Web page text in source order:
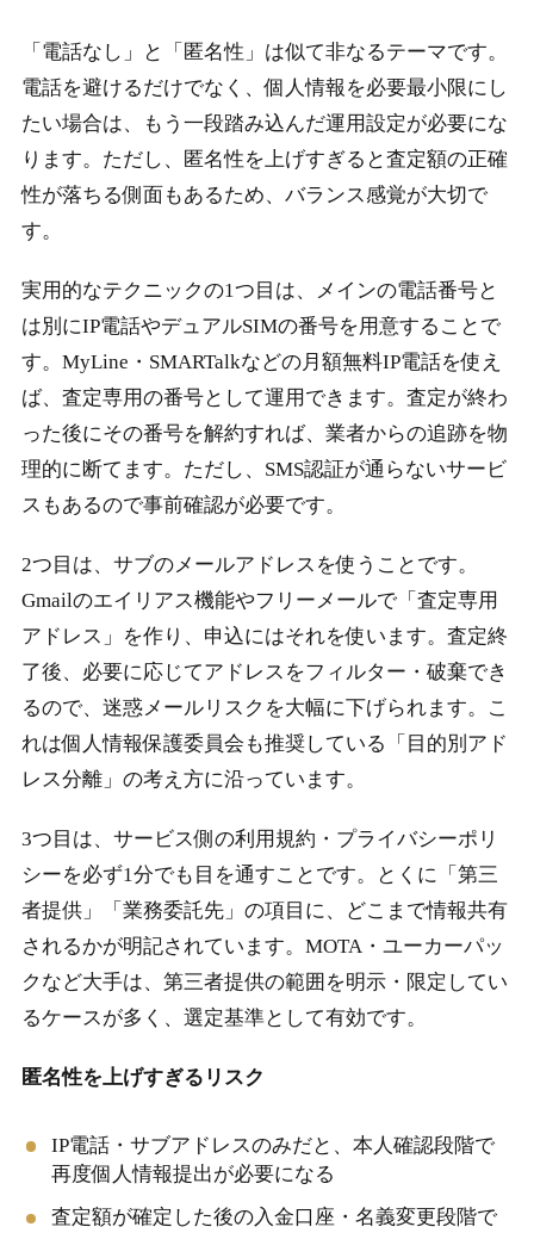
「電話なし」と「匿名性」は似て非なるテーマです。
電話を避けるだけでなく、個人情報を必要最小限にし
たい場合は、もう一段踏み込んだ運用設定が必要にな
ります。ただし、匿名性を上げすぎると査定額の正確
性が落ちる側面もあるため、バランス感覚が大切で
す。
実用的なテクニックの1つ目は、メインの電話番号と
は別にIP電話やデュアルSIMの番号を用意することで
す。MyLine・SMARTalkなどの月額無料IP電話を使え
ば、査定専用の番号として運用できます。査定が終わ
った後にその番号を解約すれば、業者からの追跡を物
理的に断てます。ただし、SMS認証が通らないサービ
スもあるので事前確認が必要です。
2つ目は、サブのメールアドレスを使うことです。
Gmailのエイリアス機能やフリーメールで「査定専用
アドレス」を作り、申込にはそれを使います。査定終
了後、必要に応じてアドレスをフィルター・破棄でき
るので、迷惑メールリスクを大幅に下げられます。こ
れは個人情報保護委員会も推奨している「目的別アド
レス分離」の考え方に沿っています。
3つ目は、サービス側の利用規約・プライバシーポリ
シーを必ず1分でも目を通すことです。とくに「第三
者提供」「業務委託先」の項目に、どこまで情報共有
されるかが明記されています。MOTA・ユーカーパッ
クなど大手は、第三者提供の範囲を明示・限定してい
るケースが多く、選定基準として有効です。
匿名性を上げすぎるリスク
IP電話・サブアドレスのみだと、本人確認段階で
再度個人情報提出が必要になる
査定額が確定した後の入金口座・名義変更段階で